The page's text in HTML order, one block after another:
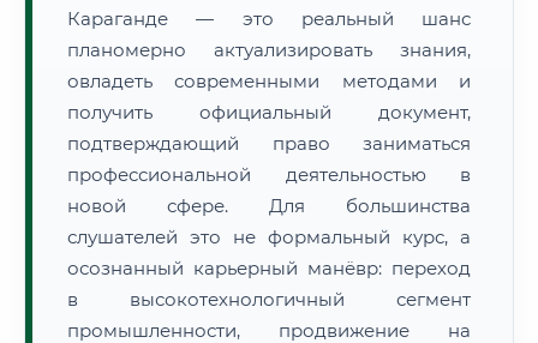
Караганде — это реальный шанс
планомерно актуализировать знания,
овладеть современными методами и
получить официальный документ,
подтверждающий право заниматься
профессиональной деятельностью в
новой сфере. Для большинства
слушателей это не формальный курс, а
осознанный карьерный манёвр: переход
в высокотехнологичный сегмент
промышленности, продвижение на